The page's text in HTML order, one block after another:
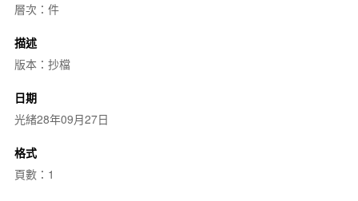
層次：件
描述
版本：抄檔
日期
光緒28年09月27日
格式
頁數：1